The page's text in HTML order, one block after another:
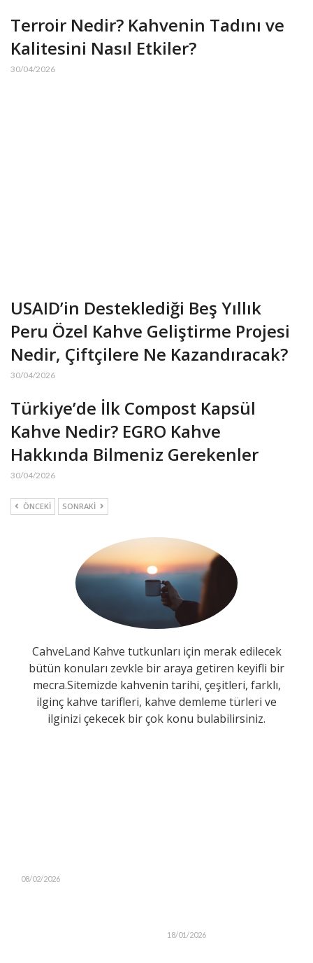
Terroir Nedir? Kahvenin Tadını ve
Kalitesini Nasıl Etkiler?
30/04/2026
USAID’in Desteklediği Beş Yıllık
Peru Özel Kahve Geliştirme Projesi
Nedir, Çiftçilere Ne Kazandıracak?
30/04/2026
Türkiye’de İlk Compost Kapsül
Kahve Nedir? EGRO Kahve
Hakkında Bilmeniz Gerekenler
30/04/2026
ÖNCEKI SONRAKI
CahveLand Kahve tutkunları için merak edilecek
bütün konuları zevkle bir araya getiren keyifli bir
mecra.Sitemizde kahvenin tarihi, çeşitleri, farklı,
ilginç kahve tarifleri, kahve demleme türleri ve
ilginizi çekecek bir çok konu bulabilirsiniz.
08/02/2026
18/01/2026